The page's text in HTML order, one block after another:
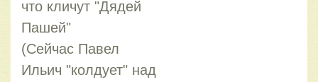
что кличут "Дядей
Пашей"
(Сейчас Павел
Ильич "колдует" над